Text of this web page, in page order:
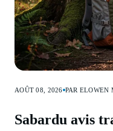
AOÛT 08, 2026 PAR ELOWEN
Sabardu avis